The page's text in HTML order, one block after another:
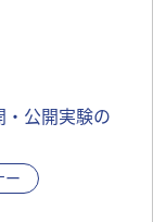
公開実験の
ー